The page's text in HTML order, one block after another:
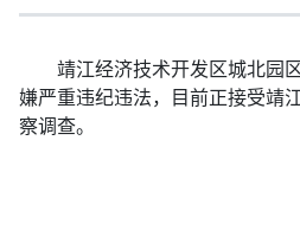
靖江经济技术开发区城北园
嫌严重违纪违法，目前正接受靖
察调查。